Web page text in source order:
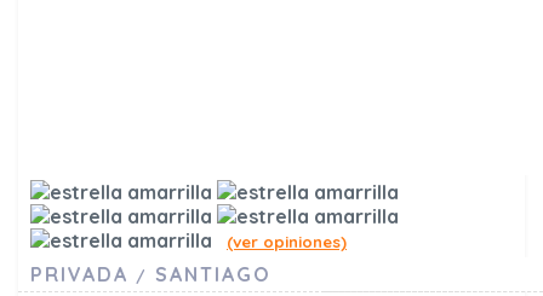
(ver opiniones)
PRIVADA /
SANTIAGO